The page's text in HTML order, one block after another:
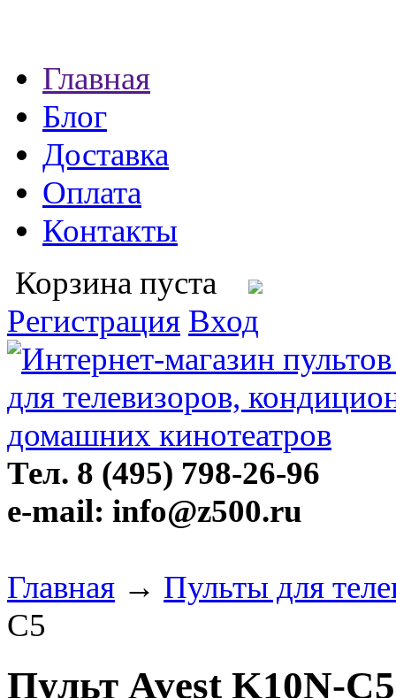
Главная
Блог
Доставка
Оплата
Контакты
Корзина пуста
Регистрация Вход
Тел. 8 (495) 798-26-96
e-mail: info@z500.ru
Главная → Пульты для
C5
Пульт Avest K10N-C5